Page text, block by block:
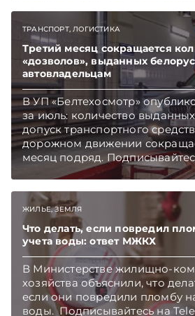
ТРАНСПОРТ, ЛОГИСТИКА
Третий месяц сокращается
«дозволов», выданных
автовладельцам
В УП «Белтехосмотр»
за июль: количество
допуск транспортного
дорожном движении
месяц подряд.
Telegram‑канал и Viber.
TelegramViber
ЖИЛЬЕ, ЗЕМЛЯ
Что делать, если повредил
учета воды: ответ МЖКХ
В Министерстве жилищно-
хозяйства объяснили, что
если они повредили пломбу
воды. Подписывайтесь на